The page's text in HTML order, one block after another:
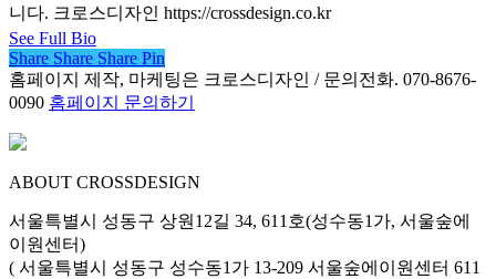
니다. 크로스디자인 https://crossdesign.co.kr
See Full Bio
Share
Share Share Share Pin
홈페이지 제작, 마케팅은 크로스디자인 / 문의전화. 070-8676-
0090 홈페이지 문의하기
ABOUT CROSSDESIGN
서울특별시 성동구 상원12길 34, 611호(성수동1가, 서울숲에
이원센터)
( 서울특별시 성동구 성수동1가 13-209 서울숲에이원센터 611